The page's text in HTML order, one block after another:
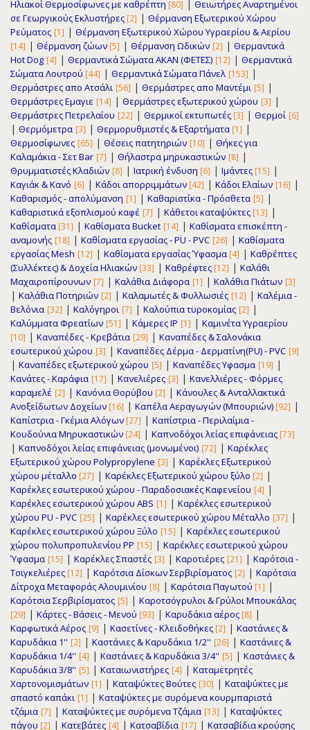
Ηλιακοί Θερμοσίφωνες με καθρέπτη [80]
Θειωτήρες Αναρτημένοι
σε Γεωργικούς Εκλυστήρες [2] | Θέρμανση Εξωτερικού Χώρου
Ρεύματος [1] | Θέρμανση Εξωτερικού Χώρου Υγραερίου & Αερίου
[14] | Θέρμανση ζώων [5] | Θέρμανση Ωδικών [2] | Θερμαντικά
Hot Dog [4] | Θερμαντικά Σώματα ΑΚΑΝ (ΦΕΤΕΣ) [12] | Θερμαντικά
Σώματα Λουτρού [44] | Θερμαντικά Σώματα Πάνελ [153] |
Θερμάστρες απο Ατσάλι [56] | Θερμάστρες απο Μαντέμι [5] |
Θερμάστρες Εμαγιε [14] | Θερμάστρες εξωτερικού χώρου [3] |
Θερμάστρες Πετρελαίου [22] | Θερμικοί εκτυπωτές [3] | Θερμοί [6]
| Θερμόμετρα [3] | Θερμορυθμιστές & Εξαρτήματα [1] |
Θερμοσίφωνες [65] | Θέσεις πατητηριών [10] | Θήκες για
Καλαμάκια - Σετ Bar [7] | Θήλαστρα μηρυκαστικών [8] |
Θρυμματιστές Κλαδιών [8] | Ιατρική ένδυση [6] | Ιμάντες [15] |
Καγιάκ & Κανό [6] | Κάδοι απορριμμάτων [42] | Κάδοι Ελαίων [16] |
Καθαρισμός - απολύμανση [1] | Καθαριστίκα - Πρόσθετα [5] |
Καθαριστικά εξοπλισμού καφέ [7] | Κάθετοι καταψύκτες [13] |
Καθίσματα [31] | Καθίσματα Bucket [14] | Καθίσματα επισκέπτη -
αναμονής [18] | Καθίσματα εργασίας - PU - PVC [26] | Καθίσματα
εργασίας Μesh [12] | Καθίσματα εργασίας Ύφασμα [4] | Καθρέπτες
(Συλλέκτες) & Δοχεία Ηλιακών [33] | Καθρέφτες [12] | Καλάθι
Μαχαιροπίρουνων [7] | Καλάθια Διάφορα [1] | Καλάθια Πιάτων [3]
| Καλάθια Ποτηριών [2] | Καλαμωτές & Φυλλωσιές [12] | Καλέμια -
Βελόνια [32] | Καλόγηροι [7] | Καλούπια τυροκομίας [2] |
Καλύμματα Φρεατίων [51] | Κάμερες IP [1] | Καμινέτα Υγραερίου
[10] | Καναπέδες - Κρεβάτια [29] | Καναπέδες & Σαλονάκια
εσωτερικού χώρου [3] | Καναπέδες Δέρμα - Δερματίνη(PU) - PVC [9]
| Καναπέδες εξωτερικού χώρου [5] | Καναπέδες Υφασμα [19] |
Κανάτες - Καράφια [17] | Κανελιέρες [3] | Κανελλιέρες - Φόρμες
καραμελέ [2] | Κανόνια Θορύβου [2] | Κάνουλες & Ανταλλακτικά
Ανοξείδωτων Δοχείων [16] | Καπέλα Αεραγωγών (Μπουριών) [92] |
Καπίστρια - Γκέμια Αλόγων [27] | Καπίστρια - Περιλαίμια -
Κουδούνια Μηρυκαστικών [24] | Καπνοδόχοι λείας επιφάνειας [73]
| Καπνοδόχοι λείας επιφάνειας (μονωμένοι) [72] | Καρέκλες
Εξωτερικού χώρου Polypropylene [3] | Καρέκλες Εξωτερικού
χώρου μέταλλο [27] | Καρέκλες Εξωτερικού χώρου ξύλο [2] |
Καρέκλες εσωτερικού χώρου - Παραδοσιακές Καφενείου [4] |
Καρέκλες εσωτερικού χώρου ABS [1] | Καρέκλες εσωτερικού
χώρου PU - PVC [25] | Καρέκλες εσωτερικού χώρου Μέταλλο [37] |
Καρέκλες εσωτερικού χώρου Ξύλο [15] | Καρέκλες εσωτερικού
χώρου πολυπροπυλενίου PP [15] | Καρέκλες εσωτερικού χώρου
Ύφασμα [15] | Καρέκλες Σπαστές [3] | Καροτιέρες [21] | Καρότσια -
Τσιγκελιέρες [12] | Καρότσια Δίσκων Σερβιρίσματος [2] | Καρότσια
Δίτροχα Μεταφοράς Αλουμινίου [8] | Καρότσια Παγωτού [1] |
Καρότσια Σερβιρίσματος [5] | Καροτσόγρυλοι & Γρύλοι Μπουκάλας
[29] | Κάρτες - Βάσεις - Μενού [93] | Καρυδάκια αέρος [8] |
Καρφωτικά Αέρος [9] | Κασετίνες - Κλειδοθήκες [2] | Καστάνιες &
Καρυδάκια 1'' [2] | Καστάνιες & Καρυδάκια 1/2'' [26] | Καστάνιες &
Καρυδάκια 1/4'' [4] | Καστάνιες & Καρυδάκια 3/4'' [5] | Καστάνιες &
Καρυδάκια 3/8'' [5] | Καταιωνιστήρες [4] | Καταμετρητές
Χαρτονομισμάτων [1] | Καταψύκτες Βούτες [30] | Καταψύκτες με
σπαστό καπάκι [1] | Καταψύκτες με συρόμενα κουρμπαριστά
τζάμια [7] | Καταψύκτες με συρόμενα Τζάμια [13] | Καταψύκτες
πάγου [2] | Κατεβάτες [4] | Κατσαβίδια [17] | Κατσαβίδια κρούσης